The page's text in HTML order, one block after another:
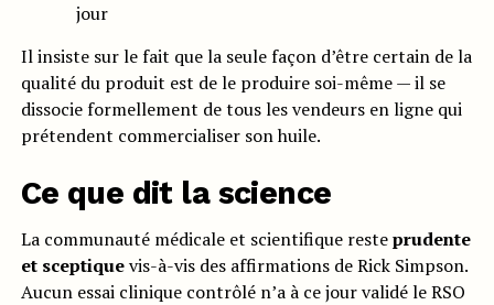
jour
Il insiste sur le fait que la seule façon d’être certain de la
qualité du produit est de le produire soi-même — il se
dissocie formellement de tous les vendeurs en ligne qui
prétendent commercialiser son huile.
Ce que dit la science
La communauté médicale et scientifique resteprudente
et sceptiquevis-à-vis des affirmations de Rick Simpson.
Aucun essai clinique contrôlé n’a à ce jour validé le RSO